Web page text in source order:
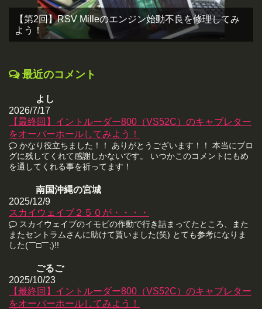
【第2回】RSV Milleのエンジン始動不良を修理してみ
よう！
最近のコメント
よし
2026/7/17
【最終回】イントルーダー800（VS52C）のキャブレター
をオーバーホールしてみよう！
かなり役立ちました！！ ありがとうございます！！ 本当にブロ
グに残してくれて感謝しかないです。 いつかこのコメントにもめ
を通してくれる事を祈ってます！
南国沖縄の宮城
2025/12/9
スカイウェイブ２５０が・・・・
スカイウェイブのイモビの作動で行き詰まってたところ、また
またセントラムさんに助けて貰いました(笑) とても参考になりま
した(￣□￣;)!!
ごるご
2025/10/23
【最終回】イントルーダー800（VS52C）のキャブレター
をオーバーホールしてみよう！